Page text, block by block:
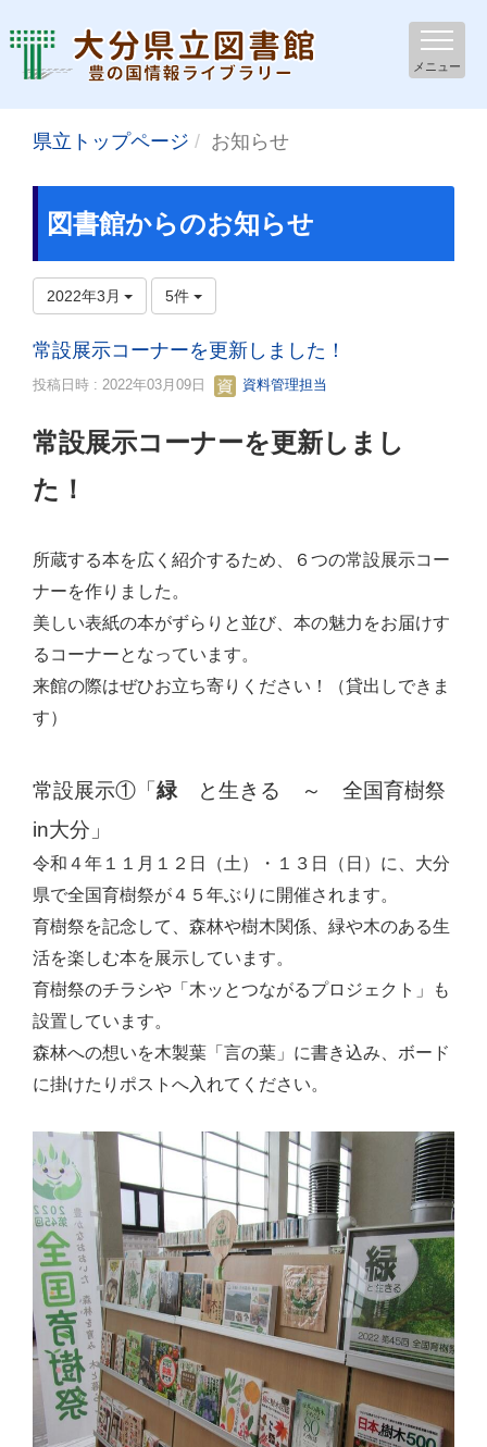
メニュー
県立トップページ お知らせ
図書館からのお知らせ
2022年3月 5件
常設展示コーナーを更新しました！
投稿日時 : 2022年03月09日 資料管理担当
常設展示コーナーを更新しまし
た！
所蔵する本を広く紹介するため、６つの常設展示コー
ナーを作りました。
美しい表紙の本がずらりと並び、本の魅力をお届けす
るコーナーとなっています。
来館の際はぜひお立ち寄りください！（貸出しできま
す）
常設展示①「 緑 と生きる ～ 全国育樹祭
in大分」
令和４年１１月１２日（土）・１３日（日）に、大分
県で全国育樹祭が４５年ぶりに開催されます。
育樹祭を記念して、森林や樹木関係、緑や木のある生
活を楽しむ本を展示しています。
育樹祭のチラシや「木ッとつながるプロジェクト」も
設置しています。
森林への想いを木製葉「言の葉」に書き込み、ボード
に掛けたりポストへ入れてください。